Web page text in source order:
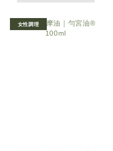
女性調理